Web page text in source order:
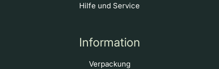
Hilfe und Service
Information
Verpackung